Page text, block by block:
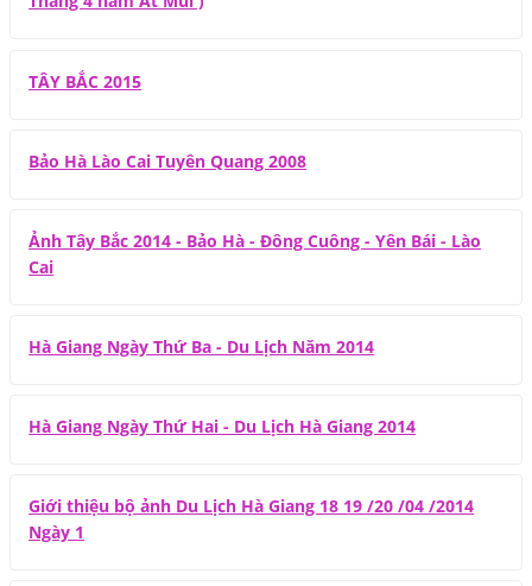
TÂY BẮC 2015
Bảo Hà Lào Cai Tuyên Quang 2008
Ảnh Tây Bắc 2014 - Bảo Hà - Đông Cuông - Yên Bái - Lào
Cai
Hà Giang Ngày Thứ Ba - Du Lịch Năm 2014
Hà Giang Ngày Thứ Hai - Du Lịch Hà Giang 2014
Giới thiệu bộ ảnh Du Lịch Hà Giang 18 19 /20 /04 /2014
Ngày 1